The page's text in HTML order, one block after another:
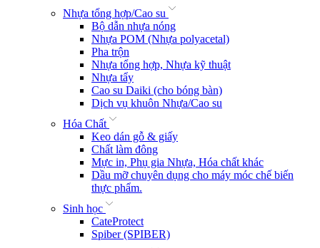
Nhựa tổng hợp/Cao su
Bộ dẫn nhựa nóng
Nhựa POM (Nhựa polyacetal)
Pha trộn
Nhựa tổng hợp, Nhựa kỹ thuật
Nhựa tẩy
Cao su Daiki (cho bóng bàn)
Dịch vụ khuôn Nhựa/Cao su
Hóa Chất
Keo dán gỗ & giấy
Chất làm đông
Mực in, Phụ gia Nhựa, Hóa chất khác
Dầu mỡ chuyên dụng cho máy móc chế biến
thực phẩm.
Sinh học
CateProtect
Spiber (SPIBER)